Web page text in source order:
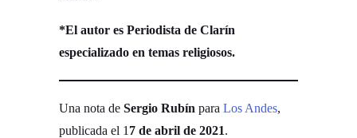
*El autor es Periodista de Clarín
especializado en temas religiosos.
Una nota de Sergio Rubín para Los Andes,
publicada el 1 7 de abril de 2021.